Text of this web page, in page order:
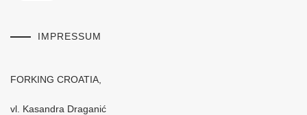
IMPRESSUM
FORKING CROATIA,
vl. Kasandra Draganić